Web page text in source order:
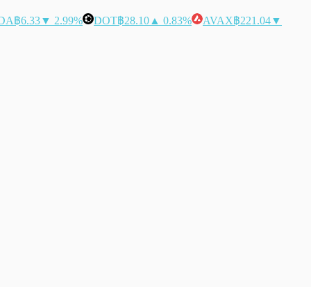
฿6.33▼ 2.99% DOT฿28.10 ▲ 0.83% AVAX฿221.04▼